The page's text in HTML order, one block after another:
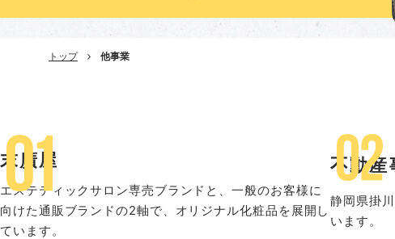
トップ 他事業
末廣屋
エステティックサロン専売ブランドと、一般のお客様に
向けた通販ブランドの2軸で、オリジナル化粧品を展開し
ています。
不動産
静岡県掛
います。